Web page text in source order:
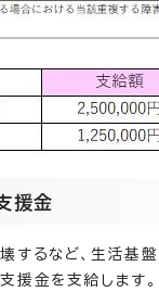
援金
するなど、生活基
援金を支給します。